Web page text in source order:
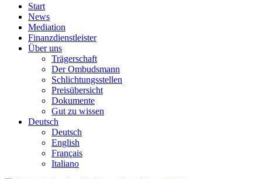
Start
News
Mediation
Finanzdienstleister
Über uns
Trägerschaft
Der Ombudsmann
Schlichtungsstellen
Preisübersicht
Dokumente
Gut zu wissen
Deutsch
Deutsch
English
Français
Italiano